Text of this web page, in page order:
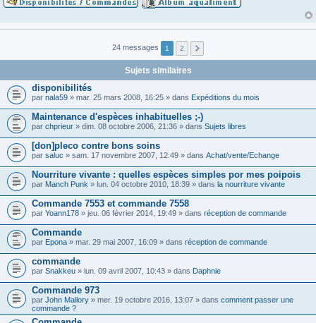
24 messages 1 2
Sujets similaires
disponibilités
par nala59 » mar. 25 mars 2008, 16:25 » dans Expéditions du mois
Maintenance d'espèces inhabituelles ;-)
par chprieur » dim. 08 octobre 2006, 21:36 » dans Sujets libres
[don]pleco contre bons soins
par saluc » sam. 17 novembre 2007, 12:49 » dans Achat/vente/Echange
Nourriture vivante : quelles espèces simples por mes poipois
par Manch Punk » lun. 04 octobre 2010, 18:39 » dans la nourriture vivante
Commande 7553 et commande 7558
par Yoann178 » jeu. 06 février 2014, 19:49 » dans réception de commande
Commande
par Epona » mar. 29 mai 2007, 16:09 » dans réception de commande
commande
par Snakkeu » lun. 09 avril 2007, 10:43 » dans Daphnie
Commande 973
par John Mallory » mer. 19 octobre 2016, 13:07 » dans comment passer une
commande ?